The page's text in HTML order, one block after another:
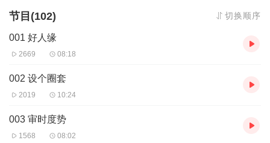
士，都能从本书中获得有益的启迪。
【作者】李睿
【主播】
萧风风
出版社：中国物资出版社
节目(102) 切换顺序
001 好人缘
2669 08:18
002 设个圈套
2019 10:24
003 审时度势
1568 08:02